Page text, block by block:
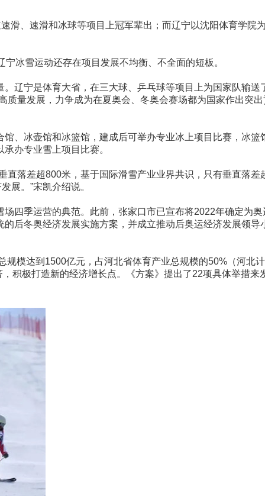
滑、速滑和冰球等项目上冠军辈出；而辽宁以沈阳体育学院
冰雪运动还存在项目发展不均衡、不全面的短板。
辽宁是体育大省，在三大球、乒乓球等项目上为国家队输送
质量发展，力争成为在夏奥会、冬奥会赛场都为国家作出突
、冰壶馆和冰篮馆，建成后可举办专业冰上项目比赛，冰篮
办专业雪上项目比赛。
直落差超800米，基于国际滑雪产业业界共识，只有垂直落差
展。”宋凯介绍说。
四季运营的典范。此前，张家口市已宣布将2022年确定为奥
后冬奥经济发展实施方案，并成立推动后奥运经济发展领导
模达到1500亿元，占河北省体育产业总规模的50%（河北
积极打造新的经济增长点。《方案》提出了22项具体举措来